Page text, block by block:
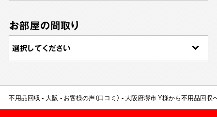
お部屋の間取り
不用品回収 大阪 お客様の声（口コミ） 大阪府堺市 Y様から不用品回収